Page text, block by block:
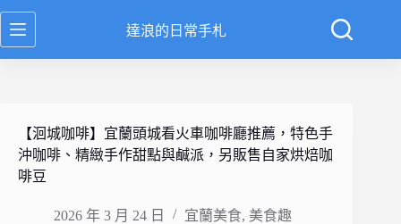
跳
至
達浪的日常手札
【洄城咖啡】宜蘭頭城看火車咖啡廳推薦，特色手
沖咖啡、精緻手作甜點與鹹派，另販售自家烘焙咖
啡豆
2026 年 3 月 24 日 宜蘭美食, 美食趣